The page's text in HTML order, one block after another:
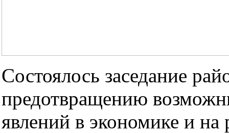
Состоялось заседание
предотвращению
явлений в экономике и на